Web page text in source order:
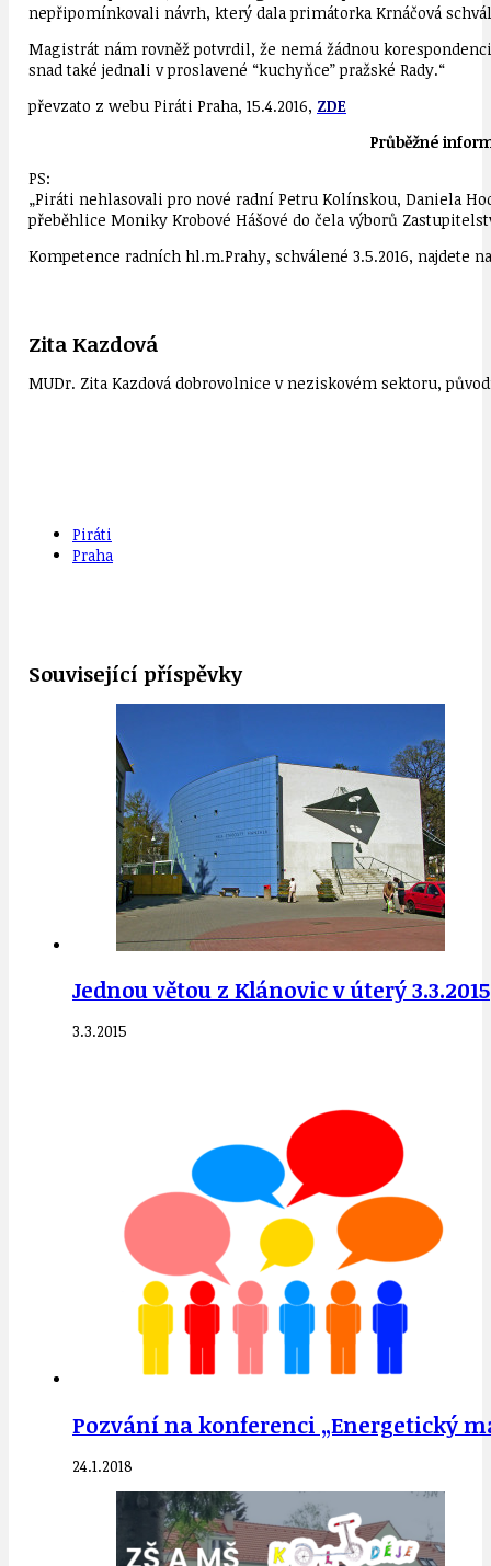
nepřipomínkovali návrh, který dala primátorka Krnáčová
Magistrát nám rovněž potvrdil, že nemá žádnou
snad také jednali v proslavené “kuchyňce” pražské Rady.“
převzato z webu Piráti Praha, 15.4.2016, ZDE
Průběžné
PS:
„Piráti nehlasovali pro nové radní Petru Kolínskou, Daniela
přeběhlice Moniky Krobové Hášové do čela výborů
Kompetence radních hl.m.Prahy, schválené 3.5.2016, najdete
Zita Kazdová
MUDr. Zita Kazdová dobrovolnice v neziskovém sektoru,
Piráti
Praha
Související příspěvky
Jednou větou z Klánovic v úterý 3.3.2015
3.3.2015
Pozvání na konferenci „Energetický
24.1.2018